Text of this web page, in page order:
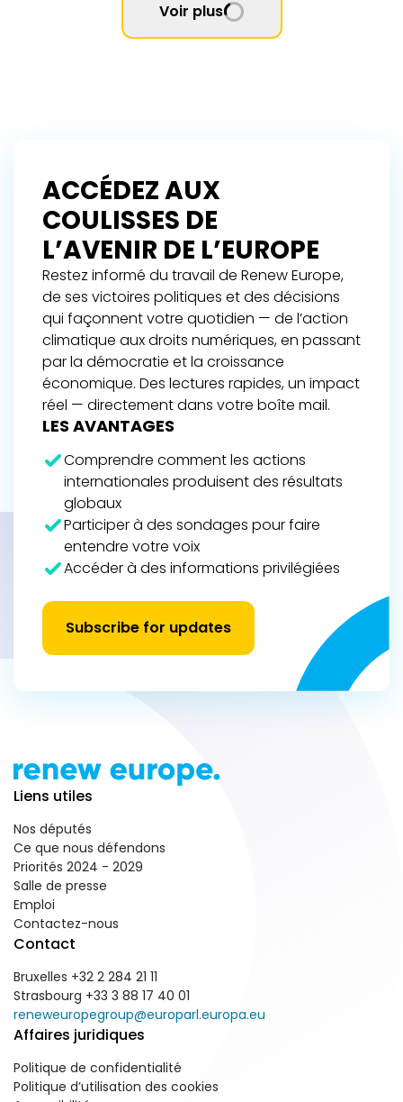
Voir plus
ACCÉDEZ AUX
COULISSES DE
L’AVENIR DE L’EUROPE
Restez informé du travail de Renew Europe,
de ses victoires politiques et des décisions
qui façonnent votre quotidien — de l’action
climatique aux droits numériques, en passant
par la démocratie et la croissance
économique. Des lectures rapides, un impact
réel — directement dans votre boîte mail.
LES AVANTAGES
Comprendre comment les actions
internationales produisent des résultats
globaux
Participer à des sondages pour faire
entendre votre voix
Accéder à des informations privilégiées
Subscribe for updates
Liens utiles
Nos députés
Ce que nous défendons
Priorités 2024 - 2029
Salle de presse
Emploi
Contactez-nous
Contact
Bruxelles +32 2 284 21 11
Strasbourg +33 3 88 17 40 01
reneweuropegroup@europarl.europa.eu
Affaires juridiques
Politique de confidentialité
Politique d’utilisation des cookies